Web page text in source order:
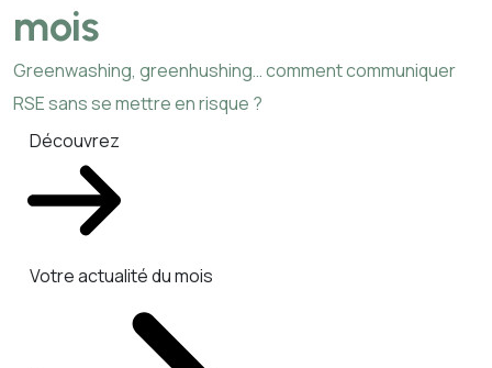
mois
Greenwashing, greenhushing… comment communiquer
RSE sans se mettre en risque ?
Découvrez
Votre actualité du mois